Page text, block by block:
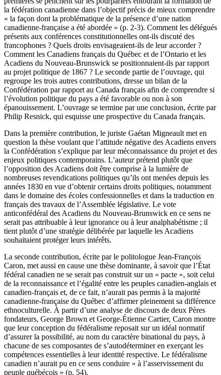
la fédération canadienne dans l’objectif précis de mieux comprendre
« la façon dont la problématique de la présence d’une nation
canadienne-française a été abordée » (p. 2-3). Comment les délégués
présents aux conférences constitutionnelles ont-ils discuté des
francophones ? Quels droits envisageaient-ils de leur accorder ?
Comment les Canadiens français du Québec et de l’Ontario et les
Acadiens du Nouveau-Brunswick se positionnaient-ils par rapport
au projet politique de 1867 ? Le seconde partie de l’ouvrage, qui
regroupe les trois autres contributions, dresse un bilan de la
Confédération par rapport au Canada français afin de comprendre si
l’évolution politique du pays a été favorable ou non à son
épanouissement. L’ouvrage se termine par une conclusion, écrite par
Philip Resnick, qui esquisse une prospective du Canada français.
Dans la première contribution, le juriste Gaétan Migneault met en
question la thèse voulant que l’attitude négative des Acadiens envers
la Confédération s’explique par leur méconnaissance du projet et des
enjeux politiques contemporains. L’auteur prétend plutôt que
l’opposition des Acadiens doit être comprise à la lumière de
nombreuses revendications politiques qu’ils ont menées depuis les
années 1830 en vue d’obtenir certains droits politiques, notamment
dans le domaine des écoles confessionnelles et dans la traduction en
français des travaux de l’Assemblée législative. Le vote
anticonfédéral des Acadiens du Nouveau-Brunswick en ce sens ne
serait pas attribuable à leur ignorance ou à leur analphabétisme ; il
tient plutôt d’une stratégie délibérée par laquelle les Acadiens
souhaitaient protéger leurs intérêts.
La seconde contribution, écrite par le politologue Jean-François
Caron, met aussi en cause une thèse dominante, à savoir que l’État
fédéral canadien ne se serait pas construit sur un « pacte », soit celui
de la reconnaissance et l’égalité entre les peuples canadien-anglais et
canadien-français et, de ce fait, n’aurait pas permis à la majorité
canadienne-française du Québec d’affirmer pleinement sa différence
ethnoculturelle. À partir d’une analyse de discours de deux Pères
fondateurs, George Brown et George-Étienne Cartier, Caron montre
que leur conception du fédéralisme reposait sur un idéal normatif
d’assurer la possibilité, au nom du caractère binational du pays, à
chacune de ses composantes de s’autodéterminer en exerçant les
compétences essentielles à leur identité respective. Le fédéralisme
canadien n’aurait pu en ce sens conduire « à l’asservissement du
peuple québécois » (p. 54).